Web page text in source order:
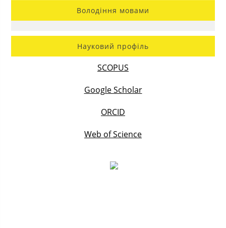
Володіння мовами
Науковий профіль
SCOPUS
Google Scholar
ORCID
Web of Science